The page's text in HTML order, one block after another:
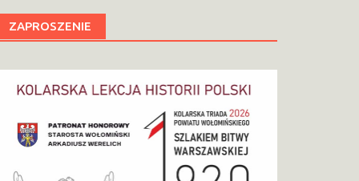
ZAPROSZENIE